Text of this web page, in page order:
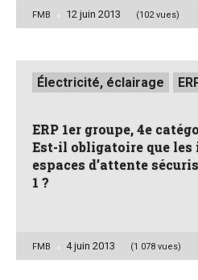
Posted
FMB 12 juin 2013 (102 vues)
Posted
inÉlectricité, éclairage
ERP 1er groupe, 4e
Est-il obligatoire que les
espaces d’attente
1 ?
Posted
FMB 4 juin 2013 (1 078 vues)